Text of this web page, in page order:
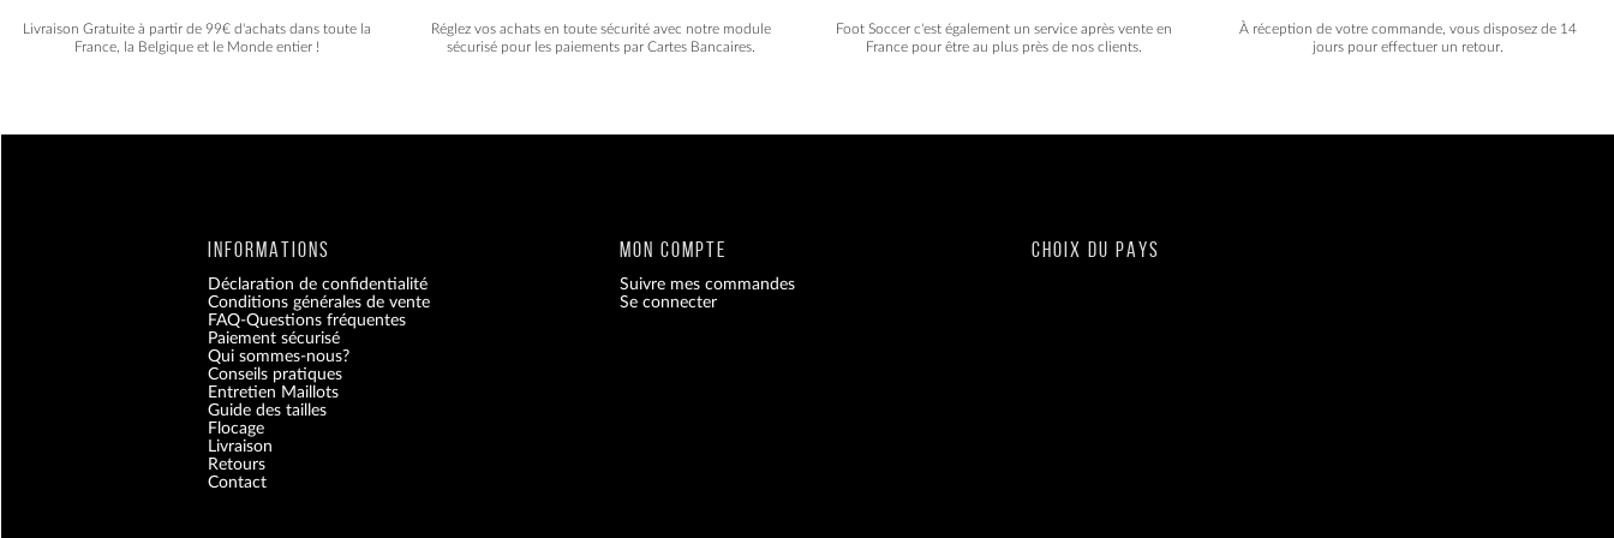
Livraison Gratuite à partir de 99€ d'achats dans toute la
France, la Belgique et le Monde entier !
Réglez vos achats en toute sécurité avec notre module
sécurisé pour les paiements par Cartes Bancaires.
Foot Soccer c'est également un service après vente en
France pour être au plus près de nos clients.
À réception de votre commande, vous disposez de 14
jours pour effectuer un retour.
INFORMATIONS
Déclaration de confidentialité
Conditions générales de vente
FAQ-Questions fréquentes
Paiement sécurisé
Qui sommes-nous?
Conseils pratiques
Entretien Maillots
Guide des tailles
Flocage
Livraison
Retours
Contact
MON COMPTE
Suivre mes commandes
Se connecter
CHOIX DU PAYS